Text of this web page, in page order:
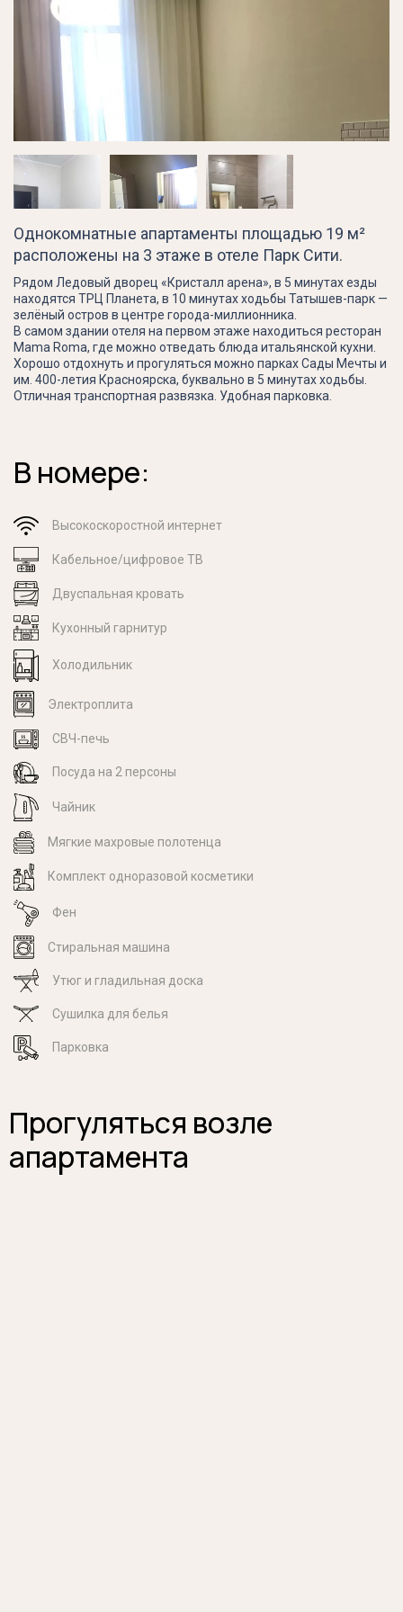
Однокомнатные апартаменты площадью 19 м²
расположены на 3 этаже в отеле Парк Сити.
Рядом Ледовый дворец «Кристалл арена», в 5 минутах езды
находятся ТРЦ Планета, в 10 минутах ходьбы Татышев-парк —
зелёный остров в центре города-миллионника.
В самом здании отеля на первом этаже находиться ресторан
Mama Roma, где можно отведать блюда итальянской кухни.
Хорошо отдохнуть и прогуляться можно парках Сады Мечты и
им. 400-летия Красноярска, буквально в 5 минутах ходьбы.
Отличная транспортная развязка. Удобная парковка.
В номере:
Высокоскоростной интернет
Кабельное/цифровое ТВ
Двуспальная кровать
Кухонный гарнитур
Холодильник
Электроплита
СВЧ-печь
Посуда на 2 персоны
Чайник
Мягкие махровые полотенца
Комплект одноразовой косметики
Фен
Стиральная машина
Утюг и гладильная доска
Cушилка для белья
Парковка
Прогуляться возле
апартамента